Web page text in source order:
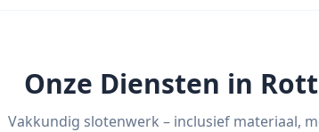
Onze Diensten in
Vakkundig slotenwerk – inclusief materiaal,